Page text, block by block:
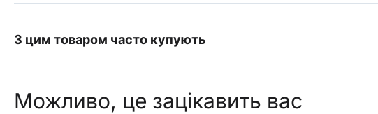
З цим товаром часто купують
Можливо, це зацікавить вас